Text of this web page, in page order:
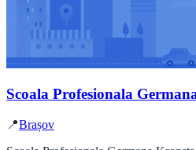
Scoala Profesionala
📍Brașov